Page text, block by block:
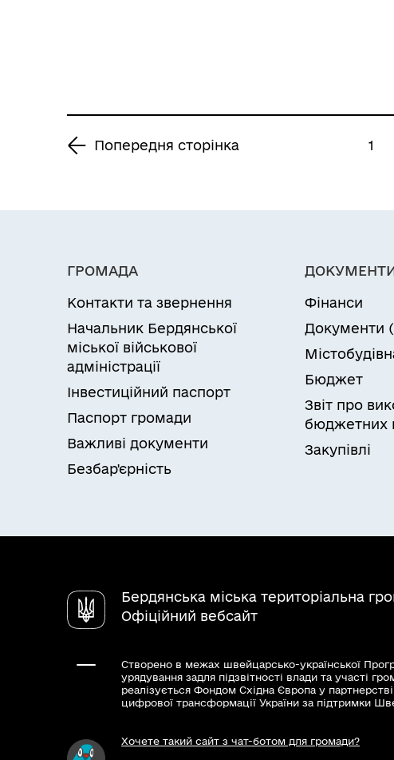
Попередня сторінка 1
ГРОМАДА
Контакти та звернення
Начальник Бердянської
міської військової
адміністрації
Інвестиційний паспорт
Паспорт громади
Важливі документи
Безбар'єрність
ДОКУМЕНТИ
Фінанси
Документи
Бюджет
Звіт про
бюджетних
Закупівлі
Бердянська міська територіальна
Офіційний вебсайт
Створено в межах швейцарсько-української
урядування задля підзвітності влади та участі
реалізується Фондом Східна Європа у
цифрової трансформації України за підтримки
Хочете такий сайт з чат-ботом для громади?